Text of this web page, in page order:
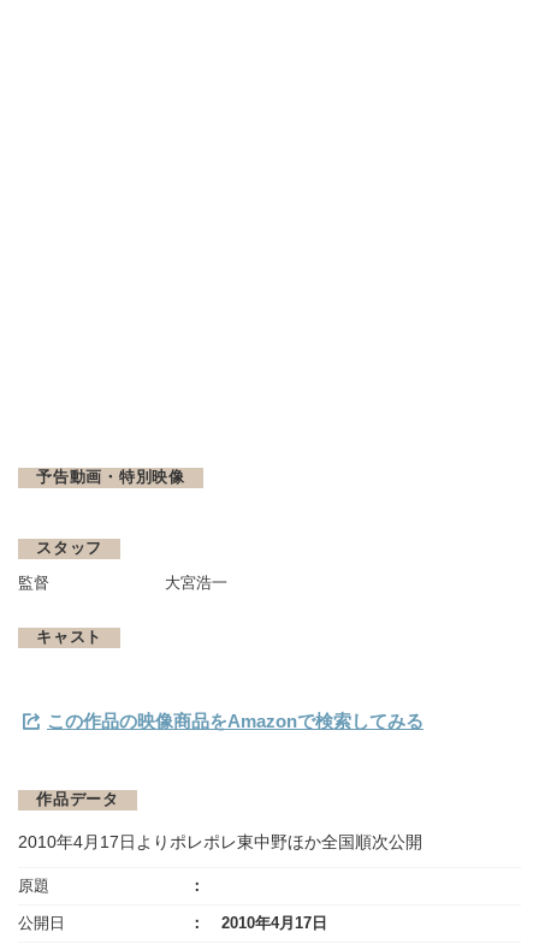
予告動画・特別映像
スタッフ
監督 大宮浩一
キャスト
この作品の映像商品をAmazonで検索してみる
作品データ
2010年4月17日よりポレポレ東中野ほか全国順次公開
原題
公開日 2010年4月17日